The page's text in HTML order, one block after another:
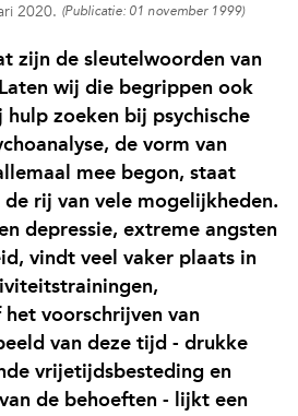
2020. (Publicatie: 01 november 1999)
zijn de sleutelwoorden van
wij die begrippen ook
zoeken bij psychische
de vorm van
mee begon, staat
rij van vele mogelijkheden.
depressie, extreme angsten
vindt veel vaker plaats in
voorschrijven van
van deze tijd - drukke
vrijetijdsbesteding en
de behoeften - lijkt een